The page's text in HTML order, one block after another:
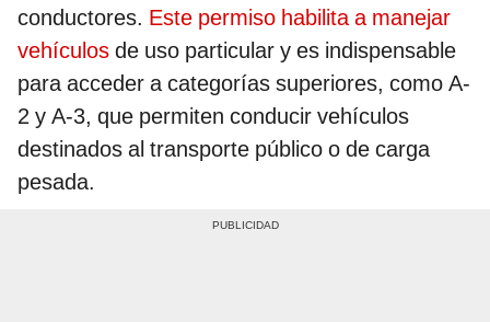
conductores. Este permiso habilita a manejar
vehículos de uso particular y es indispensable
para acceder a categorías superiores, como A-
2 y A-3, que permiten conducir vehículos
destinados al transporte público o de carga
pesada.